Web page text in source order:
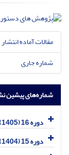
مقالات آماده انتشار
شماره جاری
شماره‌های پیشین
دوره 16 (1405)
دوره 15 (1404)